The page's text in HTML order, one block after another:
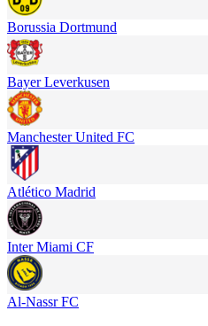
Borussia Dortmund
Bayer Leverkusen
Manchester United FC
Atlético Madrid
Inter Miami CF
Al-Nassr FC